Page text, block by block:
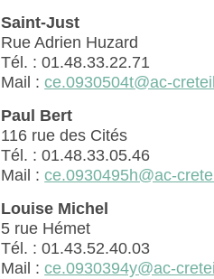
Saint-Just
Rue Adrien Huzard
Tél. : 01.48.33.22.71
Mail :ce.0930504t@ac-
Paul Bert
116 rue des Cités
Tél. : 01.48.33.05.46
Mail :ce.0930495h@ac-
Louise Michel
5 rue Hémet
Tél. : 01.43.52.40.03
Mail :ce.0930394y@ac-